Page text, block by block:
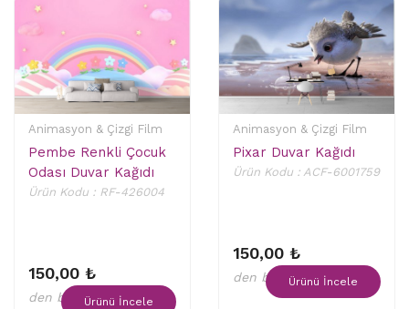
Animasyon & Çizgi Film
Pembe Renkli Çocuk
Odası Duvar Kağıdı
Ürün Kodu : RF-426004
150,00 ₺
den başlayan fiyatlar
Ürünü İncele
Animasyon & Çizgi Film
Pixar Duvar Kağıdı
Ürün Kodu : ACF-6001759
150,00 ₺
den başlayan fiyatlar
Ürünü İncele